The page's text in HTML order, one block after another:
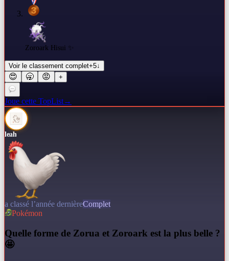
Zoroark Hisui ✨
Voir le classement complet+5↓
😍 🥱 😡 +
Joue cette TopList→
leah
a classé l’année dernièreComplet
Pokémon
Quelle forme de Zorua et Zoroark est la plus belle ?
🤩